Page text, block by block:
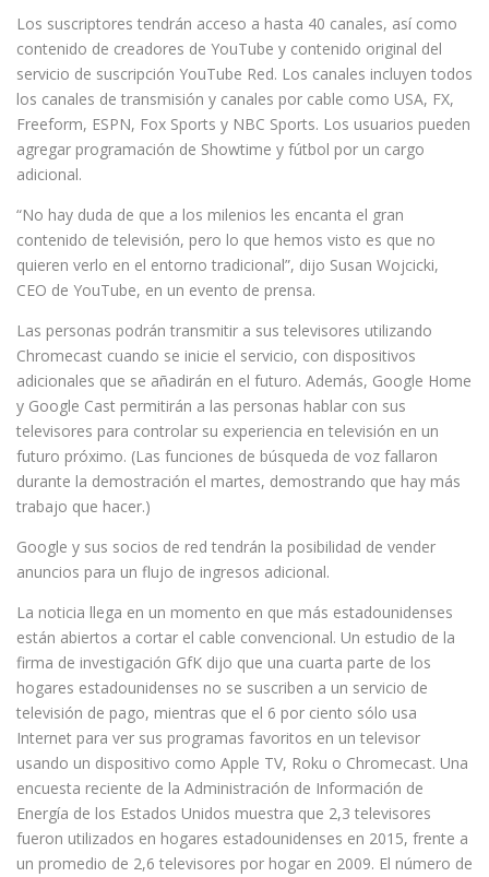
Los suscriptores tendrán acceso a hasta 40 canales, así como
contenido de creadores de YouTube y contenido original del
servicio de suscripción YouTube Red. Los canales incluyen todos
los canales de transmisión y canales por cable como USA, FX,
Freeform, ESPN, Fox Sports y NBC Sports. Los usuarios pueden
agregar programación de Showtime y fútbol por un cargo
adicional.
“No hay duda de que a los milenios les encanta el gran
contenido de televisión, pero lo que hemos visto es que no
quieren verlo en el entorno tradicional”, dijo Susan Wojcicki,
CEO de YouTube, en un evento de prensa.
Las personas podrán transmitir a sus televisores utilizando
Chromecast cuando se inicie el servicio, con dispositivos
adicionales que se añadirán en el futuro. Además, Google Home
y Google Cast permitirán a las personas hablar con sus
televisores para controlar su experiencia en televisión en un
futuro próximo. (Las funciones de búsqueda de voz fallaron
durante la demostración el martes, demostrando que hay más
trabajo que hacer.)
Google y sus socios de red tendrán la posibilidad de vender
anuncios para un flujo de ingresos adicional.
La noticia llega en un momento en que más estadounidenses
están abiertos a cortar el cable convencional. Un estudio de la
firma de investigación GfK dijo que una cuarta parte de los
hogares estadounidenses no se suscriben a un servicio de
televisión de pago, mientras que el 6 por ciento sólo usa
Internet para ver sus programas favoritos en un televisor
usando un dispositivo como Apple TV, Roku o Chromecast. Una
encuesta reciente de la Administración de Información de
Energía de los Estados Unidos muestra que 2,3 televisores
fueron utilizados en hogares estadounidenses en 2015, frente a
un promedio de 2,6 televisores por hogar en 2009. El número de